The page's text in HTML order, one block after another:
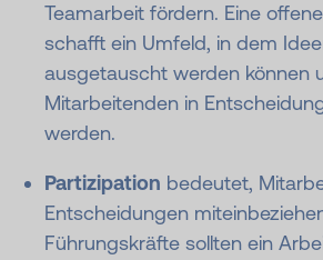
Teamarbeit fördern. Eine
schafft ein Umfeld, in dem
ausgetauscht werden können
Mitarbeitenden in
werden.
Partizipation bedeutet,
Entscheidungen
Führungskräfte sollten ein